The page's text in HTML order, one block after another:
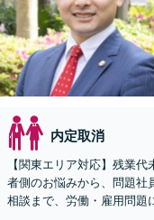
内定取消
【関東エリア対応】残業
者側のお悩みから、問題社
相談まで、労働・雇用問題